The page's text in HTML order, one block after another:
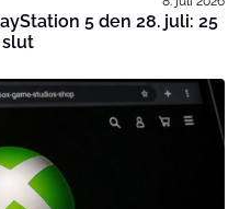
5 den 28. juli: 25
slut